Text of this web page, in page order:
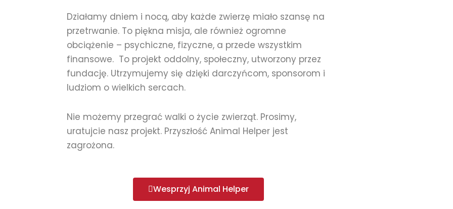
Działamy dniem i nocą, aby każde zwierzę miało szansę na
przetrwanie. To piękna misja, ale również ogromne
obciążenie – psychiczne, fizyczne, a przede wszystkim
finansowe. To projekt oddolny, społeczny, utworzony przez
fundację. Utrzymujemy się dzięki darczyńcom, sponsorom i
ludziom o wielkich sercach.
Nie możemy przegrać walki o życie zwierząt. Prosimy,
uratujcie nasz projekt. Przyszłość Animal Helper jest
zagrożona.
Wesprzyj Animal Helper